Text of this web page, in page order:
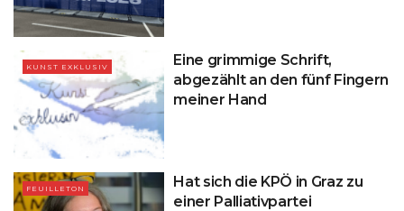
KUNST EXKLUSIV
Eine grimmige Schrift,
abgezählt an den fünf Fingern
meiner Hand
FEUILLETON
Hat sich die KPÖ in Graz zu
einer Palliativpartei